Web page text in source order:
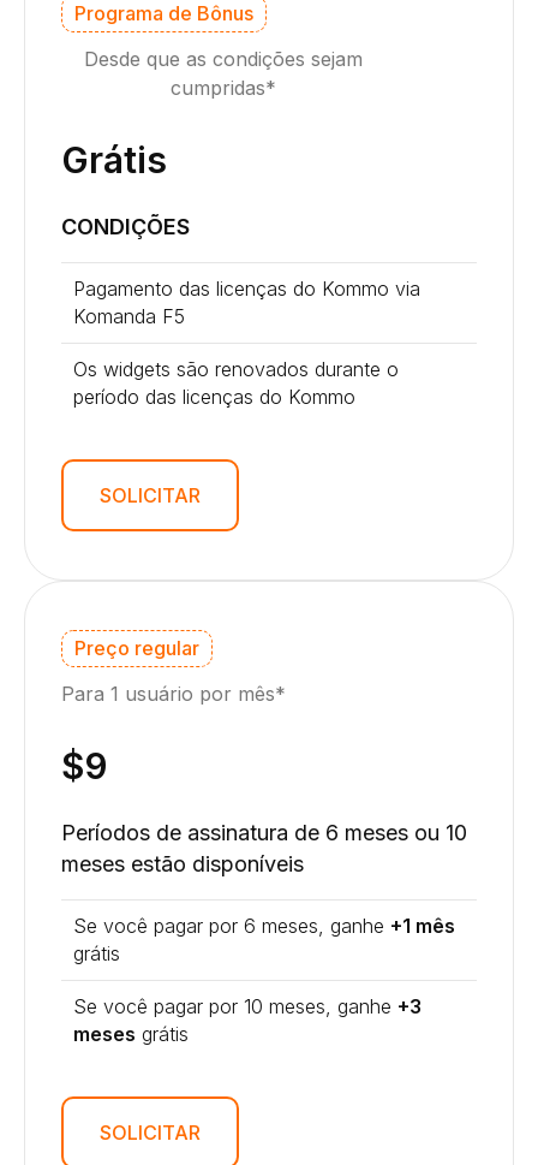
Programa de Bônus
Desde que as condições sejam
cumpridas*
Grátis
CONDIÇÕES
Pagamento das licenças do Kommo via
Komanda F5
Os widgets são renovados durante o
período das licenças do Kommo
SOLICITAR
Preço regular
Para 1 usuário por mês*
$9
Períodos de assinatura de 6 meses ou 10
meses estão disponíveis
Se você pagar por 6 meses, ganhe +1 mês
grátis
Se você pagar por 10 meses, ganhe +3
meses grátis
SOLICITAR